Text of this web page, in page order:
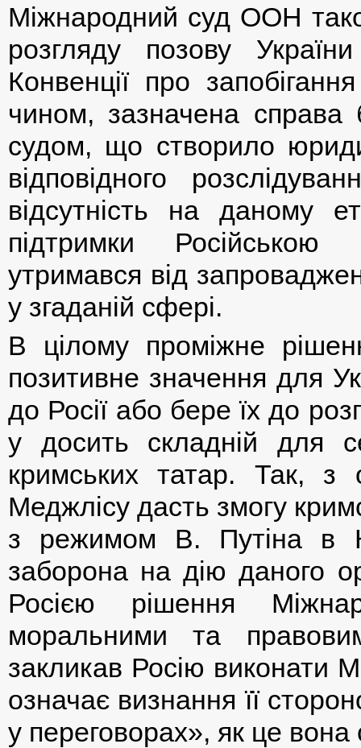
Міжнародний суд ООН
розгляду позову
Конвенції про
чином, зазначена справа
судом, що створило
відповідного
відсутність на даному
підтримки
утримався від
у згаданій сфері.
В цілому проміжне
позитивне значення для
до Росії або бере їх до
у досить складній для
кримських татар. Так, з
Меджлісу дасть змогу
з режимом В. Путіна в
заборона на дію даного
Росією рішення
моральними та
закликав Росію виконати
означає визнання її
у переговорах», як це вона